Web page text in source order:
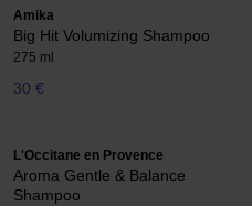
Amika
Big Hit Volumizing Shampoo
275 ml
30 €
L'Occitane en Provence
Aroma Gentle & Balance
Shampoo